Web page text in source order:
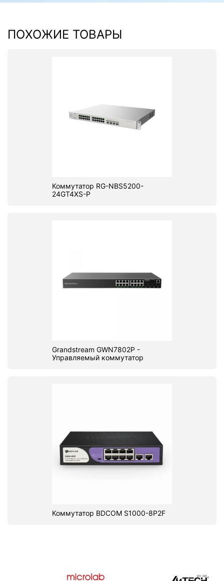
ПОХОЖИЕ ТОВАРЫ
Коммутатор RG-NBS5200-
24GT4XS-P
Grandstream GWN7802P -
Управляемый коммутатор
Коммутатор BDCOM S1000-8P2F